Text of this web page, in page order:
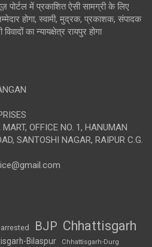
पोर्टल में प्रकाशित ऐसी सामग्री के लिए
होगा, स्वामी, मुद्रक, प्रकाशक, संपादक
का न्यायक्षेत्र रायपुर होगा
OFFICE NO. 1, HANUMAN
SANTOSHI NAGAR, RAIPUR C.G.
arrested BJP Chhattisgarh
Bilaspur Chhattisgarh-Durg